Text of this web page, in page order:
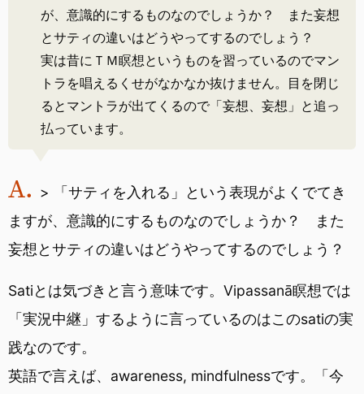
が、意識的にするものなのでしょうか？ また妄想
とサティの違いはどうやってするのでしょう？
実は昔にＴＭ瞑想というものを習っているのでマン
トラを唱えるくせがなかなか抜けません。目を閉じ
るとマントラが出てくるので「妄想、妄想」と追っ
払っています。
> 「サティを入れる」という表現がよくでてき
ますが、意識的にするものなのでしょうか？ また
妄想とサティの違いはどうやってするのでしょう？
Satiとは気づきと言う意味です。Vipassanā瞑想では
「実況中継」するように言っているのはこのsatiの実
践なのです。
英語で言えば、awareness, mindfulnessです。「今